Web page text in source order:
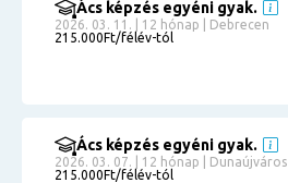
Ács képzés egyéni gyak.
2026. 03. 11. | 12 hónap | Debrecen
215.000Ft/félév-tól
Ács képzés egyéni gyak.
2026. 03. 07. | 12 hónap | Dunaújváros
215.000Ft/félév-tól